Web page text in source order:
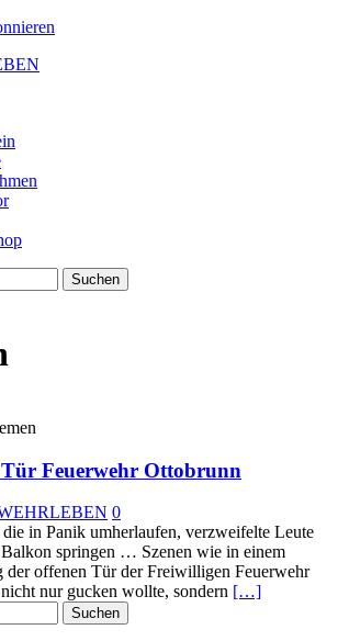
Feuerwehr Ottobrunn
0
die in Panik umherlaufen, verzweifelte Leute
springen … Szenen wie in einem
offenen Tür der Freiwilligen Feuerwehr
nur gucken wollte, sondern […]